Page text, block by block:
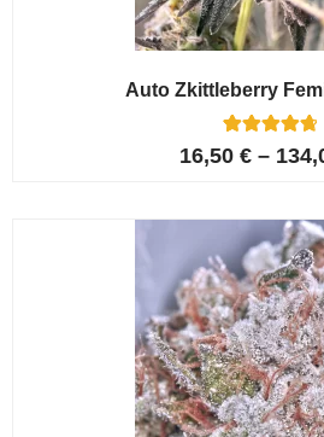
Auto Zkittleberry
Oceniony
4.80
5
ocen
klientów
16,50 € –